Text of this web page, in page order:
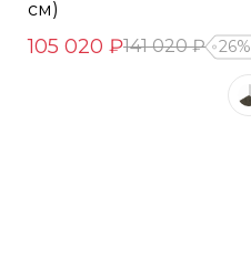
см)
105 020 ₽141 020 ₽ 26%